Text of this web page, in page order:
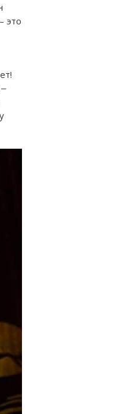
это